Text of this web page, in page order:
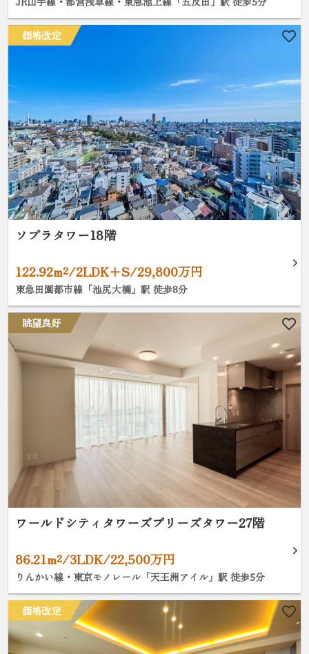
価格改定
ソプラタワー18階
122.92m²/2LDK+S/29,800万円
東急田園都市線「池尻大橋」駅 徒歩8分
眺望良好
ワールドシティタワーズブリーズタワー27階
86.21m²/3LDK/22,500万円
りんかい線・東京モノレール「天王洲アイル」駅 徒歩5分
価格改定